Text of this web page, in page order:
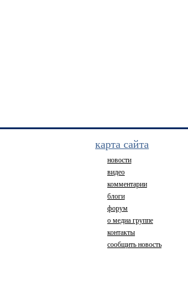
карта сайта
новости
видео
комментарии
блоги
форум
о медиа группе
контакты
сообщить новость